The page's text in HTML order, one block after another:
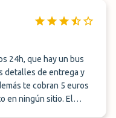
24h, que hay un bus
detalles de entrega y
te cobran 5 euros
en ningún sitio. El